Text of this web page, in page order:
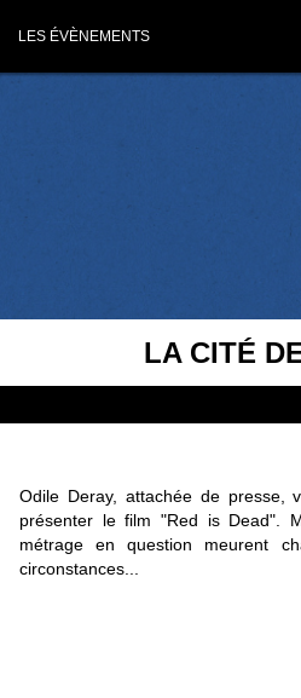
LES ÉVÈNEMENTS
LA CITÉ
Odile Deray, attachée de presse,
présenter le film "Red is Dead".
métrage en question meurent
circonstances...